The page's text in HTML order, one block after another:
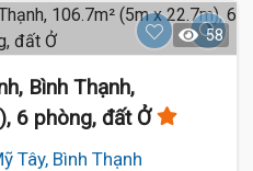
58
Bình Thạnh,
6 phòng, đất Ở
Tây, Bình Thạnh